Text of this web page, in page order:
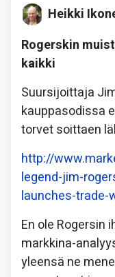
Heikki
Rogerskin
kaikki
Suursijoittaja
kauppasodissa
torvet soittaen
http://
legend-jim-
launches-trade-
En ole Rogersin
markkina-
yleensä ne